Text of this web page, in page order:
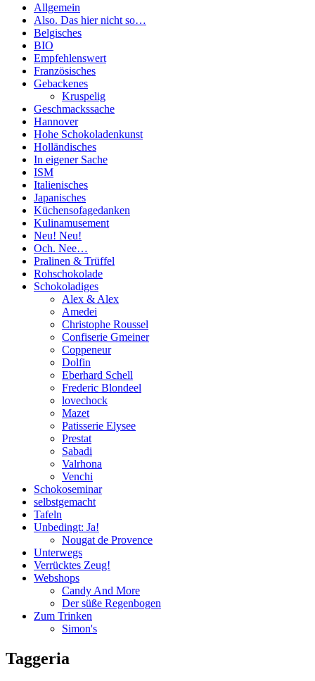
Allgemein
Also. Das hier nicht so…
Belgisches
BIO
Empfehlenswert
Französisches
Gebackenes
Kruspelig
Geschmackssache
Hannover
Hohe Schokoladenkunst
Holländisches
In eigener Sache
ISM
Italienisches
Japanisches
Küchensofagedanken
Kulinamusement
Neu! Neu!
Och. Nee…
Pralinen & Trüffel
Rohschokolade
Schokoladiges
Alex & Alex
Amedei
Christophe Roussel
Confiserie Gmeiner
Coppeneur
Dolfin
Eberhard Schell
Frederic Blondeel
lovechock
Mazet
Patisserie Elysee
Prestat
Sabadi
Valrhona
Venchi
Schokoseminar
selbstgemacht
Tafeln
Unbedingt: Ja!
Nougat de Provence
Unterwegs
Verrücktes Zeug!
Webshops
Candy And More
Der süße Regenbogen
Zum Trinken
Simon's
Taggeria